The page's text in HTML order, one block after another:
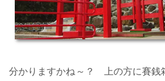
分かりますかね～？ 上の方に賽銭